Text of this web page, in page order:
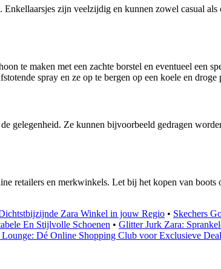
zijn veelzijdig en kunnen zowel casual
te maken met een zachte borstel en eventueel een
spray en ze op te bergen op een koele en droge
gelegenheid. Ze kunnen bijvoorbeeld gedragen
retailers en merkwinkels. Let bij het kopen van
Zara Winkel in jouw Regio • Skechers
En Stijlvolle Schoenen • Glitter Jurk Zara:
Lounge: Dé Online Shopping Club voor Exclusieve